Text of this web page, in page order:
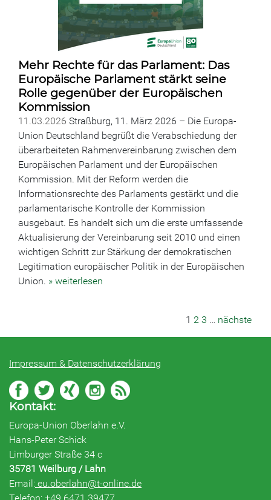
Mehr Rechte für das Parlament: Das
Europäische Parlament stärkt seine
Rolle gegenüber der Europäischen
Kommission
11.03.2026 Straßburg, 11. März 2026 – Die Europa-
Union Deutschland begrüßt die Verabschiedung der
überarbeiteten Rahmenvereinbarung zwischen dem
Europäischen Parlament und der Europäischen
Kommission. Mit der Reform werden die
Informationsrechte des Parlaments gestärkt und die
parlamentarische Kontrolle der Kommission
ausgebaut. Es handelt sich um die erste umfassende
Aktualisierung der Vereinbarung seit 2010 und einen
wichtigen Schritt zur Stärkung der demokratischen
Legitimation europäischer Politik in der Europäischen
Union. » weiterlesen
1 2 3 … nächste
Impressum & Datenschutzerklärung
Kontakt:
Europa-Union Oberlahn e.V.
Hans-Peter Schick
Limburger Straße 34 c
35781 Weilburg / Lahn
Email: eu.oberlahn@t-online.de